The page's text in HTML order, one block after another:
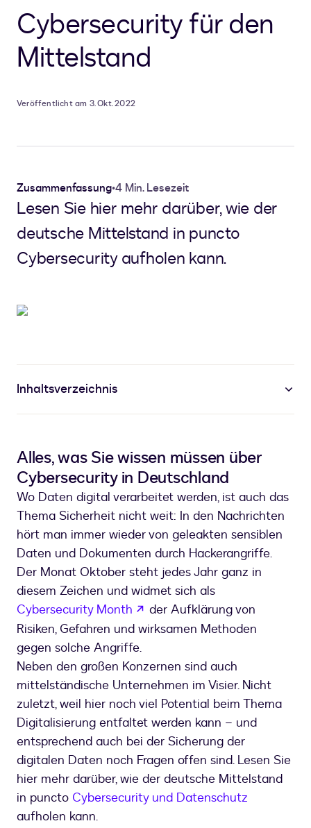
Cybersecurity für den
Mittelstand
Veröffentlicht am 3. Okt. 2022
Zusammenfassung•4 Min. Lesezeit
Lesen Sie hier mehr darüber, wie der
deutsche Mittelstand in puncto
Cybersecurity aufholen kann.
Inhaltsverzeichnis
Alles, was Sie wissen müssen über
Cybersecurity in Deutschland
Wo Daten digital verarbeitet werden, ist auch das
Thema Sicherheit nicht weit: In den Nachrichten
hört man immer wieder von geleakten sensiblen
Daten und Dokumenten durch Hackerangriffe.
Der Monat Oktober steht jedes Jahr ganz in
diesem Zeichen und widmet sich als
Cybersecurity Month
wird in einem neuen Tab
der Aufklärung von
Risiken, Gefahren und wirksamen Methoden
gegen solche Angriffe.
Neben den großen Konzernen sind auch
mittelständische Unternehmen im Visier. Nicht
zuletzt, weil hier noch viel Potential beim Thema
Digitalisierung entfaltet werden kann – und
entsprechend auch bei der Sicherung der
digitalen Daten noch Fragen offen sind. Lesen Sie
hier mehr darüber, wie der deutsche Mittelstand
in puncto Cybersecurity und Datenschutz
aufholen kann.